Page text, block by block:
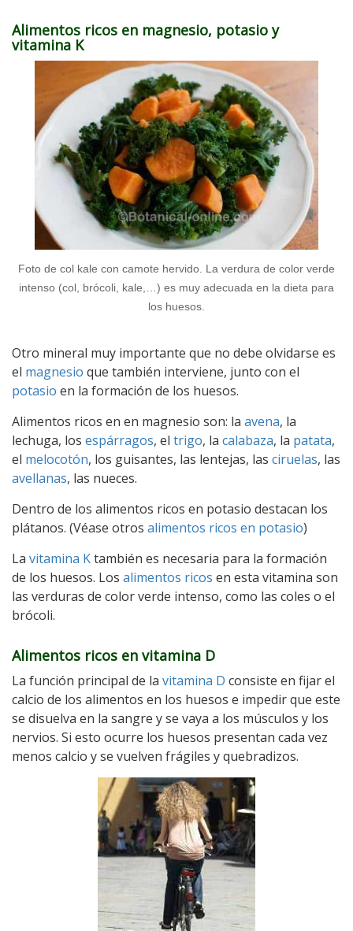
Alimentos ricos en magnesio, potasio y
vitamina K
Foto de col kale con camote hervido. La verdura de color verde
intenso (col, brócoli, kale,…) es muy adecuada en la dieta para
los huesos.
Otro mineral muy importante que no debe olvidarse es
el magnesio que también interviene, junto con el
potasio en la formación de los huesos.
Alimentos ricos en en magnesio son: la avena, la
lechuga, los espárragos, el trigo, la calabaza, la patata,
el melocotón, los guisantes, las lentejas, las ciruelas, las
avellanas, las nueces.
Dentro de los alimentos ricos en potasio destacan los
plátanos. (Véase otros alimentos ricos en potasio)
La vitamina Ktambién es necesaria para la formación
de los huesos. Los alimentos ricos en esta vitamina son
las verduras de color verde intenso, como las coles o el
brócoli.
Alimentos ricos en vitamina D
La función principal de la vitamina D consiste en fijar el
calcio de los alimentos en los huesos e impedir que este
se disuelva en la sangre y se vaya a los músculos y los
nervios. Si esto ocurre los huesos presentan cada vez
menos calcio y se vuelven frágiles y quebradizos.